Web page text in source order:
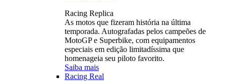
Racing Replica
As motos que fizeram história na última
temporada. Autografadas pelos campeões de
MotoGP e Superbike, com equipamentos
especiais em edição limitadíssima que
homenageia seu piloto favorito.
Saiba mais
Racing Real